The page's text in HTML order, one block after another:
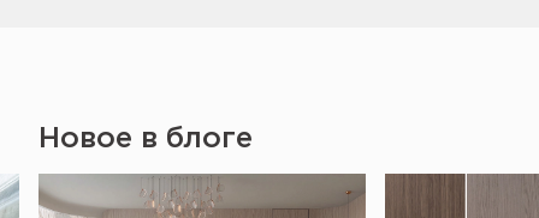
Новое в блоге